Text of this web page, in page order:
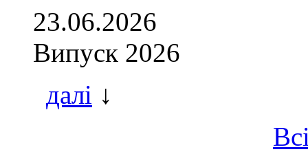
23.06.2026
Випуск 2026
далі ↓